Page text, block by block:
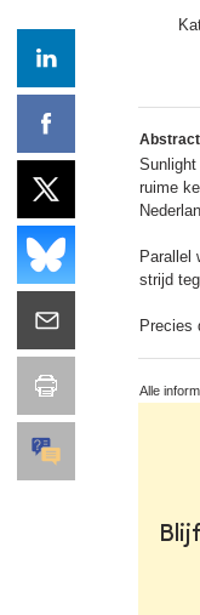
Abstract
ruime
Parallel
strijd
Precies
Alle